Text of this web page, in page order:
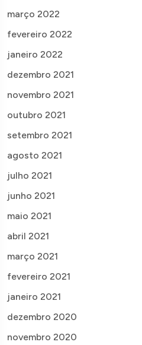
março 2022
fevereiro 2022
janeiro 2022
dezembro 2021
novembro 2021
outubro 2021
setembro 2021
agosto 2021
julho 2021
junho 2021
maio 2021
abril 2021
março 2021
fevereiro 2021
janeiro 2021
dezembro 2020
novembro 2020